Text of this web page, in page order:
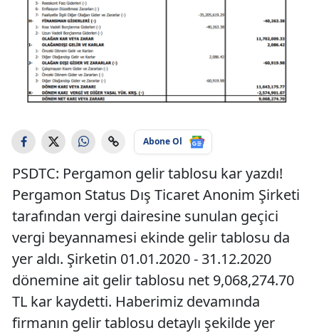
Abone Ol
PSDTC: Pergamon gelir tablosu kar yazdı!
Pergamon Status Dış Ticaret Anonim Şirketi
tarafından vergi dairesine sunulan geçici
vergi beyannamesi ekinde gelir tablosu da
yer aldı. Şirketin 01.01.2020 - 31.12.2020
dönemine ait gelir tablosu net 9,068,274.70
TL kar kaydetti. Haberimiz devamında
firmanın gelir tablosu detaylı şekilde yer